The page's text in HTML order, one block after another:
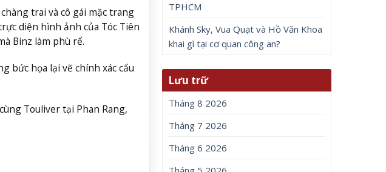
trai và cô gái mặc trang
diện hình ảnh của Tóc Tiên
Binz làm phù rể.
bức họa lại vẽ chính xác cấu
Touliver tại Phan Rang,
TPHCM
Khánh Sky, Vua Quạt và Hồ Văn Khoa
khai gì tại cơ quan công an?
Lưu trữ
Tháng 8 2026
Tháng 7 2026
Tháng 6 2026